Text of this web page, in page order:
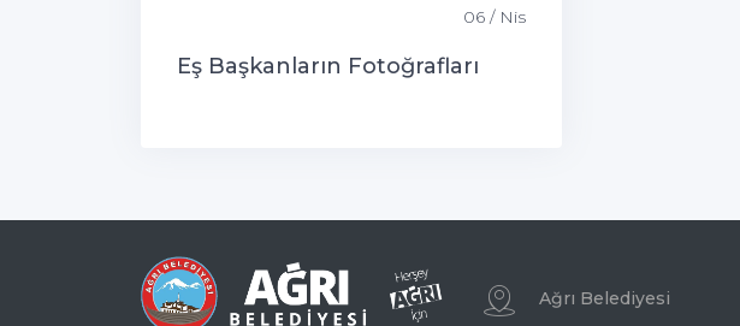
06 / Nis
Eş Başkanların Fotoğrafları
Ağrı Belediyesi